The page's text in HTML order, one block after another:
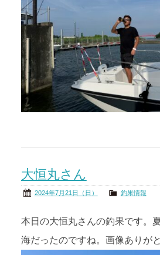
大恒丸さん
2024年7月21日（日） 釣果情報
本日の大恒丸さんの釣果です。
海だったのですね。画像ありが